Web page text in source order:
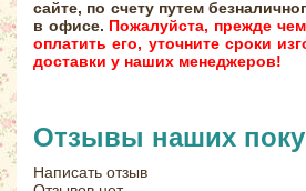
сайте, по счету путем
в офисе. Пожалуйста, прежде
оплатить его, уточните сроки
доставки у наших менеджеров!
Отзывы наших
Написать отзыв